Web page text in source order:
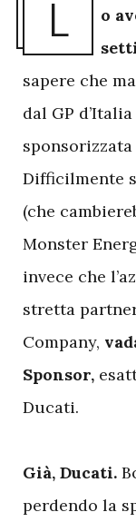
L
o
sapere che
dal GP
Difficilmente
(che
Monster
invece che
stretta
Company,
Sponsor,
Ducati.
Già, Ducati.
perdendo la